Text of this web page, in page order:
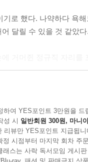
여러 도시를 거치며 사
서는 집처럼 편안한
기로 했다. 나약하다
달릴 수 있을 것 같았
주까지… 우당퉁탕 로컬
』는 총 3부로 구성되
고 풍요로운 삶이 펼쳐
하여 YES포인트 3만원을 드
성 시 일반회원 300원, 마니
리뷰만 YES포인트 지급됩니
정 시점부터 마지막 회차 주
스는 사락 독서모임 게시